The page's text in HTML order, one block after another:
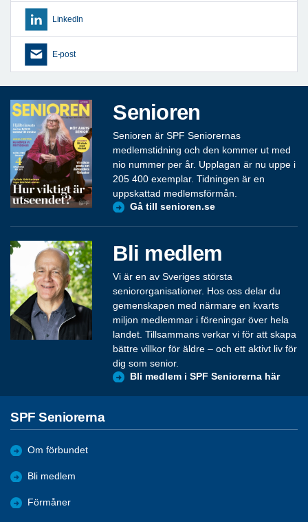
LinkedIn
E-post
Senioren
Senioren är SPF Seniorernas
medlemstidning och den kommer ut med
nio nummer per år. Upplagan är nu uppe i
205 400 exemplar. Tidningen är en
uppskattad medlemsförmån.
Gå till senioren.se
Bli medlem
Vi är en av Sveriges största
seniororganisationer. Hos oss delar du
gemenskapen med närmare en kvarts
miljon medlemmar i föreningar över hela
landet. Tillsammans verkar vi för att skapa
bättre villkor för äldre – och ett aktivt liv för
dig som senior.
Bli medlem i SPF Seniorerna här
SPF Seniorerna
Om förbundet
Bli medlem
Förmåner